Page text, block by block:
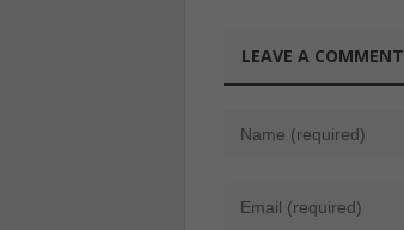
LEAVE A COMMENT